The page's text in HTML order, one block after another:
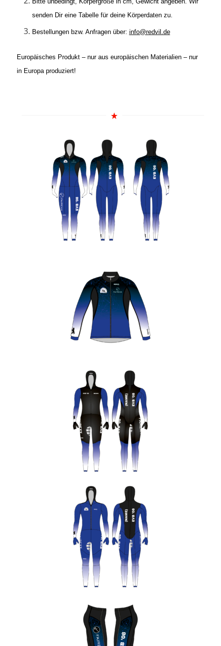
senden Dir eine Tabelle für deine Körperdaten zu.
Bestellungen bzw. Anfragen über: info@redvil.de
Europäisches Produkt – nur aus europäischen Materialien – nur
in Europa produziert!